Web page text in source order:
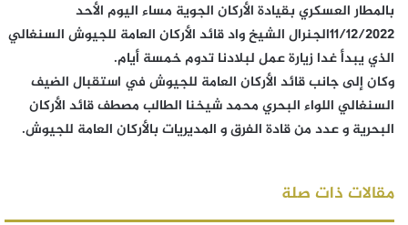
بالمطار العسكري بقيادة الأركان الجوية مساء اليوم الأحد
11/12/2022الجنرال الشيخ واد قائد الأركان العامة للجيوش السنغالي
الذي يبدأ غدا زيارة عمل لبلادنا تدوم خمسة أيام.
وكان إلى جانب قائد الأركان العامة للجيوش في استقبال الضيف
السنغالي اللواء البحري محمد شيخنا الطالب مصطف قائد الأركان
البحرية و عدد من قادة الفرق و المديريات بالأركان العامة للجيوش.
مقالات ذات صلة